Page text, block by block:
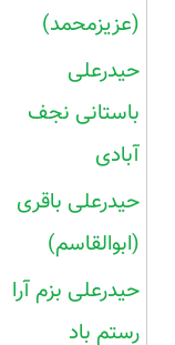
(عزیزمحمد)
حیدرعلی
باستانی نجف
آبادی
حیدرعلی باقری
(ابوالقاسم)
حیدرعلی بزم آرا
رستم باد